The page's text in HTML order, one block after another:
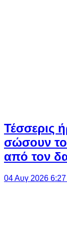
Τέσσερις
σώσουν
από τον
04 Αυγ 2026 6:27